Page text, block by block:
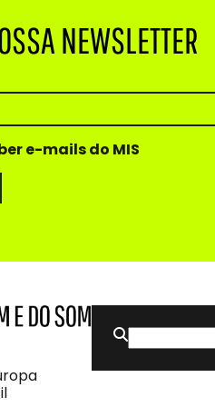
NEWSLETTER
e-mails do MIS
Buscar
por: